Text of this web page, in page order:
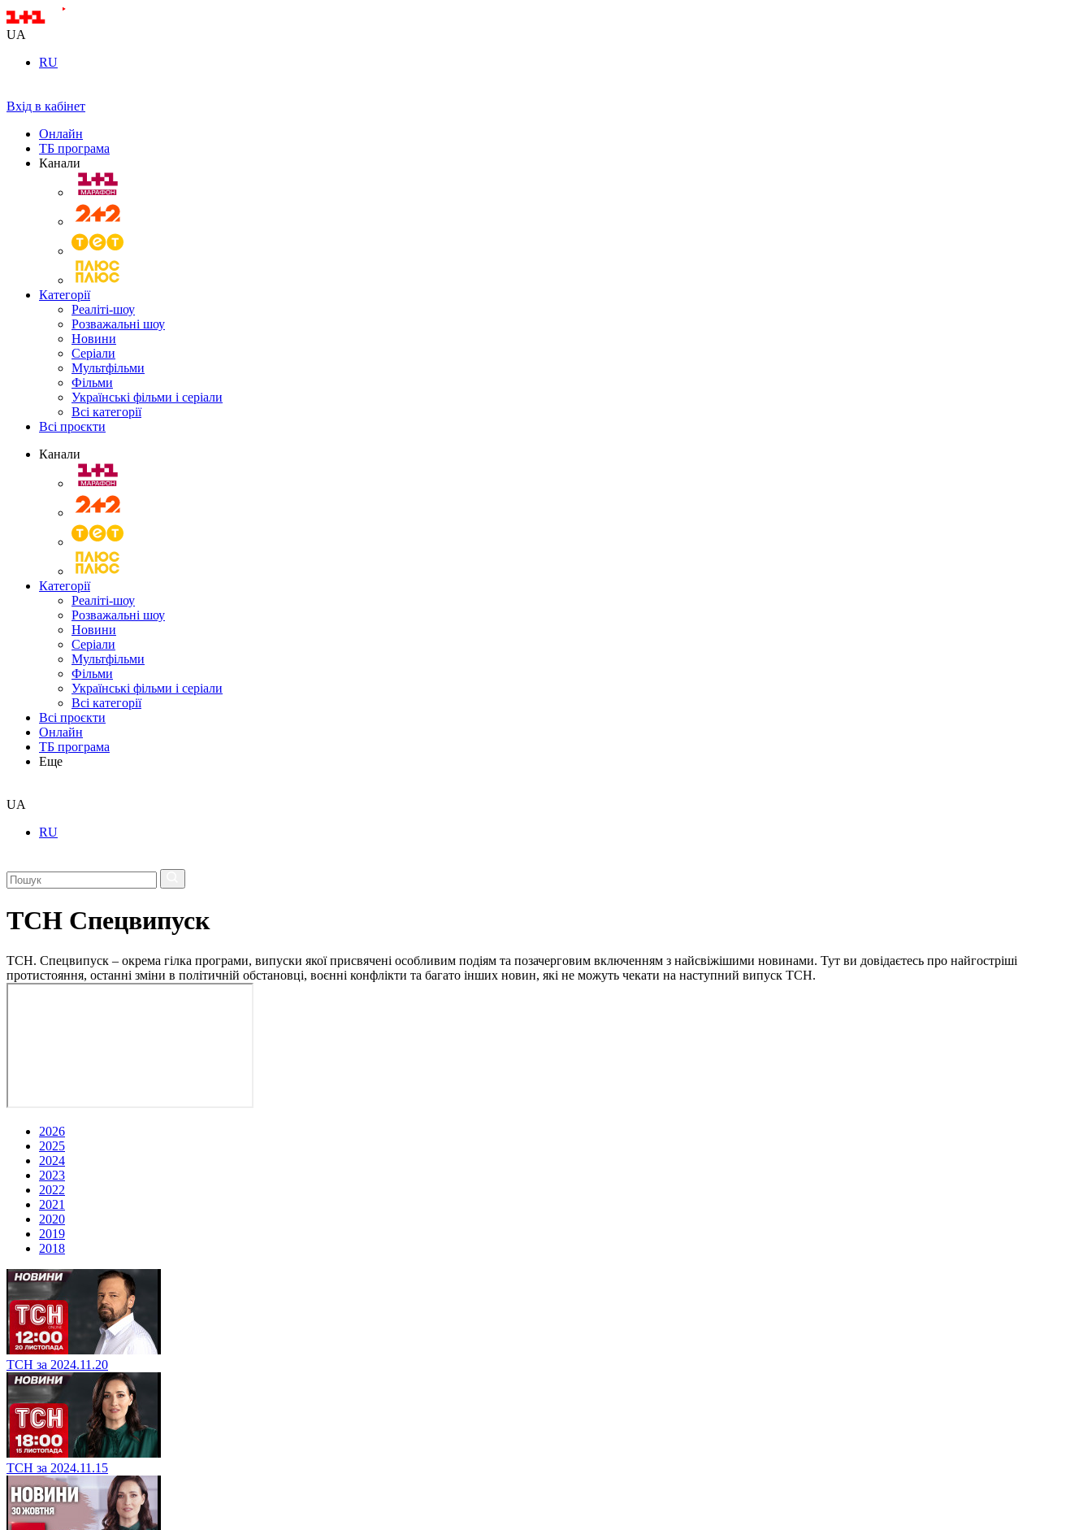
UA
RU
Вхід в кабінет
Онлайн
ТБ програма
Канали
Категорії
Реаліті-шоу
Розважальні шоу
Новини
Серіали
Мультфільми
Фільми
Українські фільми і серіали
Всі категорії
Всі проєкти
Канали
Категорії
Реаліті-шоу
Розважальні шоу
Новини
Серіали
Мультфільми
Фільми
Українські фільми і серіали
Всі категорії
Всі проєкти
Онлайн
ТБ програма
Еще
UA
RU
ТСН Спецвипуск
ТСН. Спецвипуск – окрема гілка програми, випуски якої присвячені особливим подіям та позачерговим включенням з найсвіжішими новинами. Тут ви довідаєтесь про найгостріші
протистояння, останні зміни в політичній обстановці, воєнні конфлікти та багато інших новин, які не можуть чекати на наступний випуск ТСН.
2026
2025
2024
2023
2022
2021
2020
2019
2018
ТСН за 2024.11.20
ТСН за 2024.11.15